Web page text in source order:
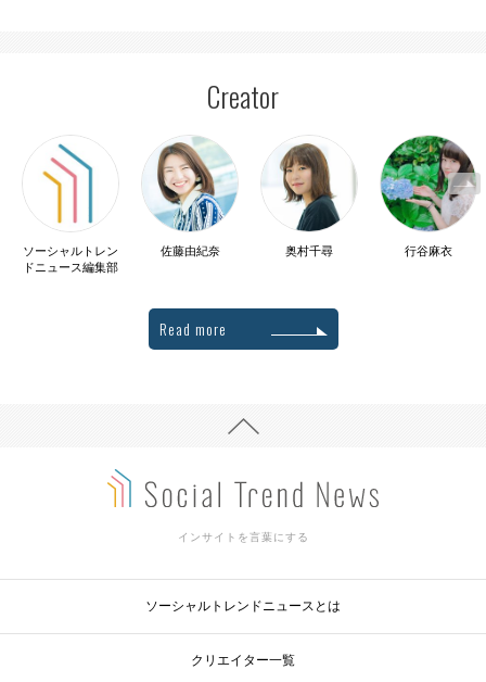
Creator
ソーシャルトレン
ドニュース編集部
佐藤由紀奈 奥村千尋 行谷麻衣
Read more
インサイトを言葉にする
ソーシャルトレンドニュースとは
クリエイター一覧